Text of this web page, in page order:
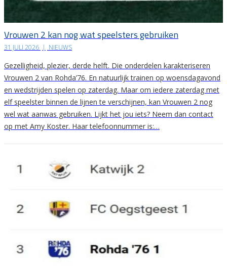
Vrouwen 2 kan nog wat speelsters gebruiken
31 JULI 2026 | NIEUWS
Gezelligheid, plezier, derde helft. Die onderdelen karakteriseren
Vrouwen 2 van Rohda’76. En natuurlijk trainen op woensdagavond
en wedstrijden spelen op zaterdag. Maar om iedere zaterdag met
elf speelster binnen de lijnen te verschijnen, kan Vrouwen 2 nog
wel wat aanwas gebruiken. Lijkt het jou iets? Neem dan contact
op met Amy Koster. Haar telefoonnummer is:…